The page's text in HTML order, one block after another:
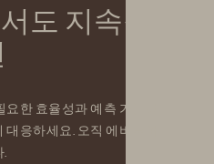
도 지속적
한 효율성과 예측 가능성
응하세요. 오직 에버퓨어